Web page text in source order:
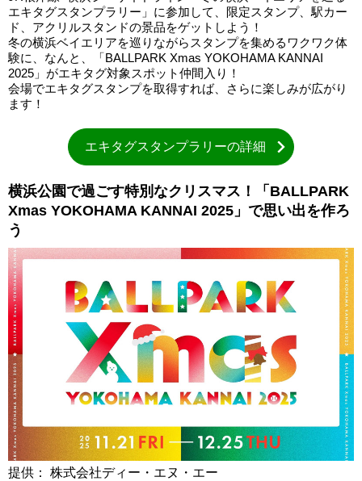
エキタグスタンプラリー」に参加して、限定スタンプ、駅カー
ド、アクリルスタンドの景品をゲットしよう！
冬の横浜ベイエリアを巡りながらスタンプを集めるワクワク体
験に、なんと、「BALLPARK Xmas YOKOHAMA KANNAI
2025」がエキタグ対象スポット仲間入り！
会場でエキタグスタンプを取得すれば、さらに楽しみが広がり
ます！
エキタグスタンプラリーの詳細
横浜公園で過ごす特別なクリスマス！「BALLPARK
Xmas YOKOHAMA KANNAI 2025」で思い出を作ろ
う
提供： 株式会社ディー・エヌ・エー